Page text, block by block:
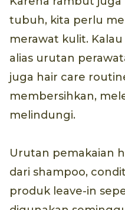
tubuh, kita perlu
merawat kulit.
alias urutan
juga hair care
membersihkan,
melindungi.
Urutan pemakaian
dari shampoo,
produk leave-in